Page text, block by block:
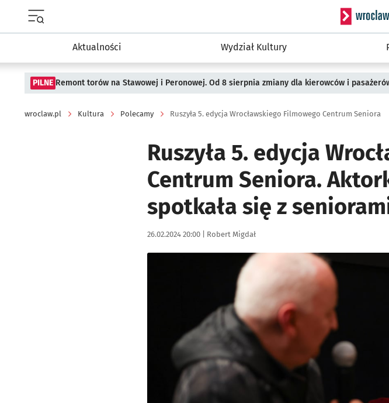
Serwis
Aktualności Wydział Kultury
PILNE Remont torów na Stawowej i Peronowej. Od 8 sierpnia zmiany dla kierowców i
wroclaw.pl Kultura Polecamy Ruszyła 5. edycja Wrocławskiego Filmowego Centrum Seniora
Ruszyła 5. edycja
Centrum Seniora.
spotkała się z seniorami
Data publikacji:
26.02.2024 20:00 | Autor:
Robert Migdał
Kliknij, aby zobaczyć galerię